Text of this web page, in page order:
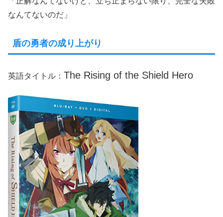
なんてないのだ」
盾の勇者の成り上がり
英語タイトル： The Rising of the Shield Hero